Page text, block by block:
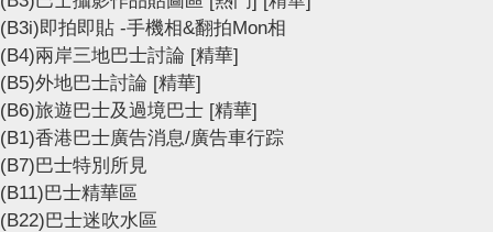
(B3i)即拍即貼 -手機相&翻拍Mon相
(B4)兩岸三地巴士討論 [精華]
(B5)外地巴士討論 [精華]
(B6)旅遊巴士及過境巴士 [精華]
(B1)香港巴士廣告消息/廣告車行踪
(B7)巴士特別所見
(B11)巴士精華區
(B22)巴士迷吹水區